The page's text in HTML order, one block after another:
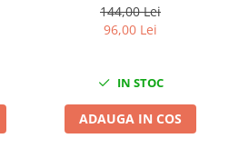
144,00 Lei
96,00 Lei
IN STOC
ADAUGA IN COS